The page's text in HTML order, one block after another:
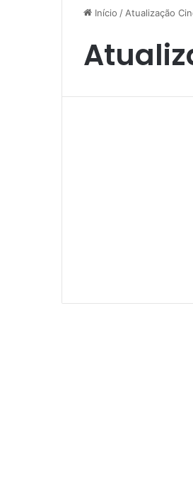
Início / Atualização